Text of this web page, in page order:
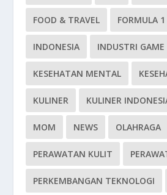
FOOD & TRAVEL FORMULA 1
INDONESIA INDUSTRI GAME
KESEHATAN MENTAL
KULINER KULINER
MOM NEWS OLAHRAGA
PERAWATAN KULIT
PERKEMBANGAN TEKNOLOGI